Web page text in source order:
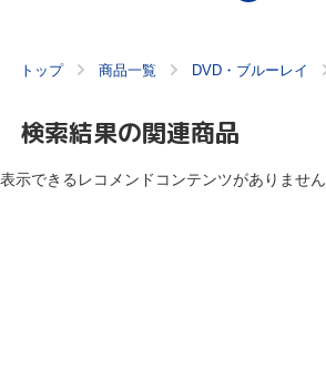
トップ 商品一覧 DVD・ブルーレイ
検索結果の関連商品
表示できるレコメンドコンテンツがありません